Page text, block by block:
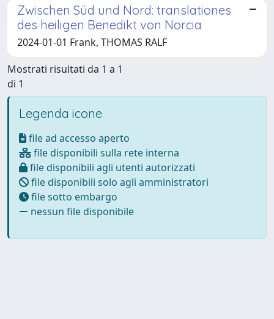
Zwischen Süd und Nord: translationes
des heiligen Benedikt von Norcia
2024-01-01 Frank, THOMAS RALF
Mostrati risultati da 1 a 1
di 1
Legenda icone
file ad accesso aperto
file disponibili sulla rete interna
file disponibili agli utenti autorizzati
file disponibili solo agli amministratori
file sotto embargo
nessun file disponibile